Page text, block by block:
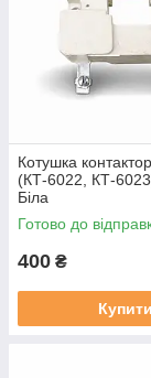
Котушка
(КТ-6022, КТ-
Біла
Готово до
400 ₴
Купити